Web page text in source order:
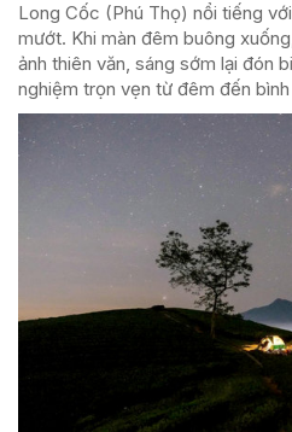
Long Cốc (Phú Thọ) nổi tiếng
mướt. Khi màn đêm buông
ảnh thiên văn, sáng sớm lại đón
nghiệm trọn vẹn từ đêm đến bình